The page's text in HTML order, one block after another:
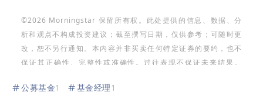
©2026 Morningstar 保留所有权。此处提供的信息、数据、分
析和观点不构成投资建议；截至撰写日期，仅供参考；可随时更
改，恕不另行通知。本内容并非买卖任何特定证券的要约，也不
保证其正确性、完整性或准确性。过往表现不保证未来结果。
里的内容包含 Morningstar 的专有资料；未经Morningstar 事
公募基金1 基金经理1